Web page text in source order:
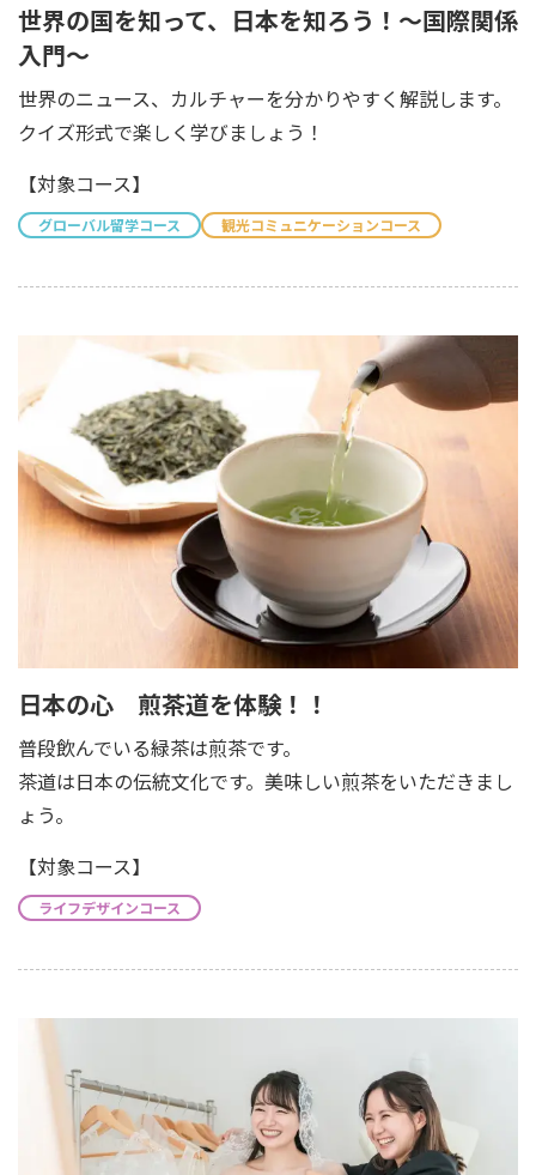
世界の国を知って、日本を知ろう！～国際関係
入門～
世界のニュース、カルチャーを分かりやすく解説します。
クイズ形式で楽しく学びましょう！
【対象コース】
グローバル留学コース 観光コミュニケーションコース
日本の心 煎茶道を体験！！
普段飲んでいる緑茶は煎茶です。
茶道は日本の伝統文化です。美味しい煎茶をいただきまし
ょう。
【対象コース】
ライフデザインコース